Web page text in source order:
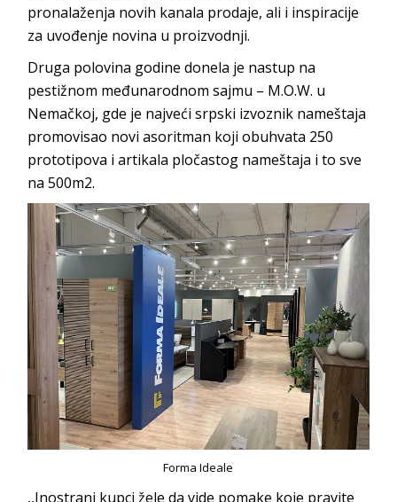
pronalaženja novih kanala prodaje, ali i inspiracije
za uvođenje novina u proizvodnji.
Druga polovina godine donela je nastup na
pestižnom međunarodnom sajmu – M.O.W. u
Nemačkoj, gde je najveći srpski izvoznik nameštaja
promovisao novi asoritman koji obuhvata 250
prototipova i artikala pločastog nameštaja i to sve
na 500m2.
Forma Ideale
,,Inostrani kupci žele da vide pomake koje pravite